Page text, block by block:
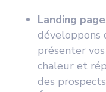
Landing
développons
présenter
chaleur et
des